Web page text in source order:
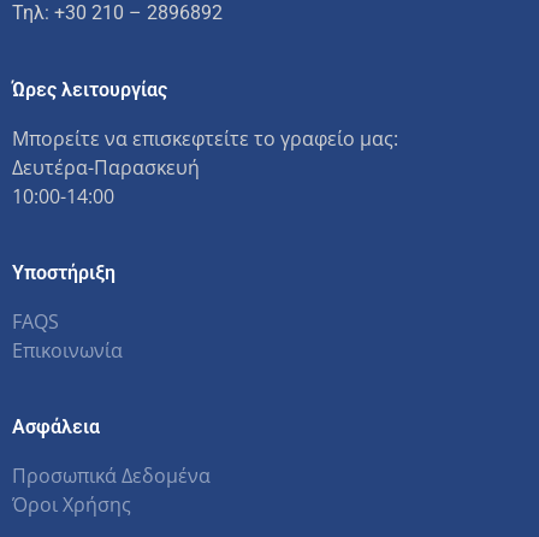
Τηλ: +30 210 – 2896892
Ώρες λειτουργίας
Μπορείτε να επισκεφτείτε το γραφείο μας:
Δευτέρα-Παρασκευή
10:00-14:00
Υποστήριξη
FAQS
Επικοινωνία
Ασφάλεια
Προσωπικά Δεδομένα
Όροι Χρήσης